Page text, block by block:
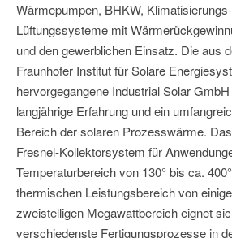
Wärmepumpen, BHKW,
Lüftungssysteme mit
und den gewerblichen Einsatz. Die aus
Fraunhofer Institut für Solare
hervorgegangene Industrial Solar
langjährige Erfahrung und ein
Bereich der solaren Prozesswärme.
Fresnel-Kollektorsystem für
Temperaturbereich von 130° bis ca.
thermischen Leistungsbereich von
zweistelligen Megawattbereich eignet
verschiedenste Fertigungsprozesse in